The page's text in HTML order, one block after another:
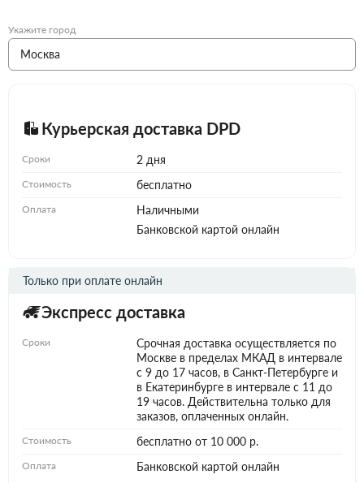
Укажите город
Курьерская доставка DPD
Сроки 2 дня
Стоимость бесплатно
Оплата
Наличными
Банковской картой онлайн
Экспресс доставка
Только при оплате онлайн
Сроки
Срочная доставка осуществляется по
Москве в пределах МКАД в интервале
с 9 до 17 часов, в Санкт-Петербурге и
в Екатеринбурге в интервале с 11 до
19 часов. Действительна только для
заказов, оплаченных онлайн.
Стоимость бесплатно от 10 000 р.
Оплата Банковской картой онлайн